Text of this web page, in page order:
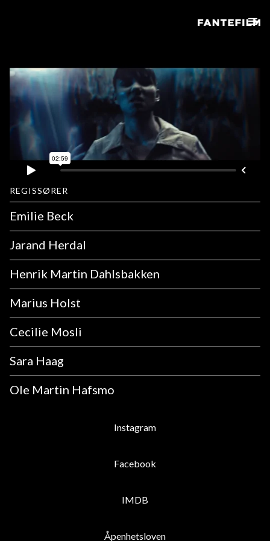
REGISSØRER
Emilie Beck
Jarand Herdal
Henrik Martin Dahlsbakken
Marius Holst
Cecilie Mosli
Sara Haag
Ole Martin Hafsmo
Instagram
Facebook
IMDB
Åpenhetsloven